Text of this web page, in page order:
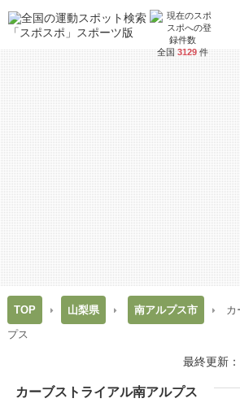
全国3129件
TOP 山梨県 南アルプス市
カ
プス
最終更新
カーブストライアル南アルプス